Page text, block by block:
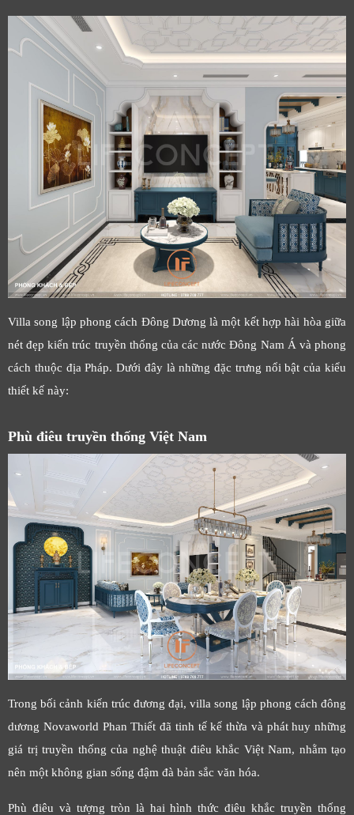
Villa song lập phong cách Đông Dương là một kết hợp hài hòa giữa
nét đẹp kiến trúc truyền thống của các nước Đông Nam Á và phong
cách thuộc địa Pháp. Dưới đây là những đặc trưng nổi bật của kiểu
thiết kế này:
Phù điêu truyền thống Việt Nam
Trong bối cảnh kiến trúc đương đại, villa song lập phong cách đông
dương Novaworld Phan Thiết đã tinh tế kế thừa và phát huy những
giá trị truyền thống của nghệ thuật điêu khắc Việt Nam, nhằm tạo
nên một không gian sống đậm đà bản sắc văn hóa.
Phù điêu và tượng tròn là hai hình thức điêu khắc truyền thống